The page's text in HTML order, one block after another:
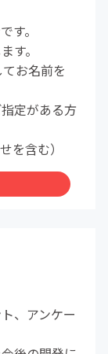
す。
す。
お名前を
定がある方
を含む）
、アンケー